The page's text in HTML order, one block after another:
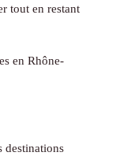
tout en restant
en Rhône-
destinations